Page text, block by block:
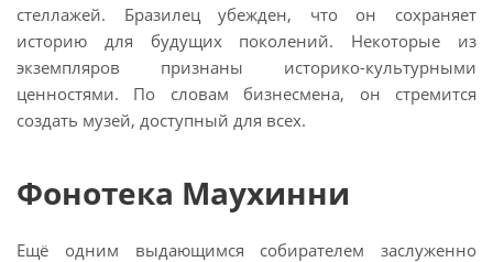
стеллажей. Бразилец убежден, что он сохраняет
историю для будущих поколений. Некоторые из
экземпляров признаны историко-культурными
ценностями. По словам бизнесмена, он стремится
создать музей, доступный для всех.
Фонотека Маухинни
Ещё одним выдающимся собирателем заслуженно